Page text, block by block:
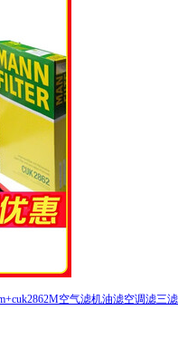
空气滤机油滤空调滤三滤